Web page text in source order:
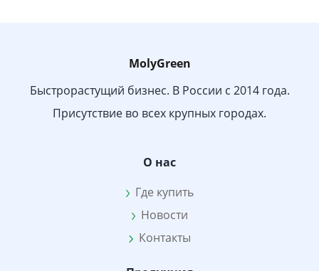
MolyGreen
Быстрорастущий бизнес. В России с 2014 года.
Присутствие во всех крупных городах.
О нас
Где купить
Новости
Контакты